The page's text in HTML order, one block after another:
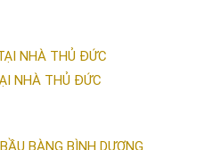
NHÀ THỦ ĐỨC